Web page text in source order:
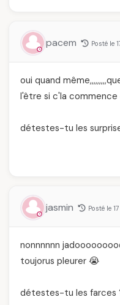
pacem Posté le
oui quand
l'être si c'la commence
détestes-tu les
jasmin Posté le
nonnnnnn
toujorus pleurer 😭
détestes-tu les farces